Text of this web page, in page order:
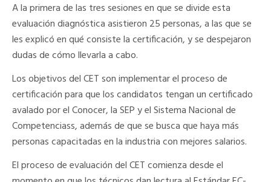
A la primera de las tres sesiones en que se divide esta
evaluación diagnóstica asistieron 25 personas, a las que se
les explicó en qué consiste la certificación, y se despejaron
dudas de cómo llevarla a cabo.
Los objetivos del CET son implementar el proceso de
certificación para que los candidatos tengan un certificado
avalado por el Conocer, la SEP y el Sistema Nacional de
Competenciass, además de que se busca que haya más
personas capacitadas en la industria con mejores salarios.
El proceso de evaluación del CET comienza desde el